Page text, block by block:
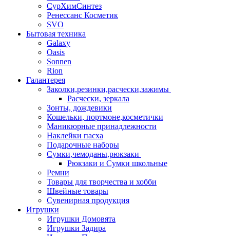
СурХимСинтез
Ренессанс Косметик
SVO
Бытовая техника
Galaxy
Oasis
Sonnen
Rion
Галантерея
Заколки,резинки,расчески,зажимы
Расчески, зеркала
Зонты, дождевики
Кошельки, портмоне,косметички
Маникюрные принадлежности
Наклейки пасха
Подарочные наборы
Сумки,чемоданы,рюкзаки
Рюкзаки и Сумки школьные
Ремни
Товары для творчества и хобби
Швейные товары
Сувенирная продукция
Игрушки
Игрушки Домовята
Игрушки Задира